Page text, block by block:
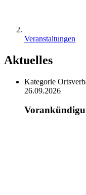
Veranstaltungen
Aktuelles
Kategorie
26.09.2026